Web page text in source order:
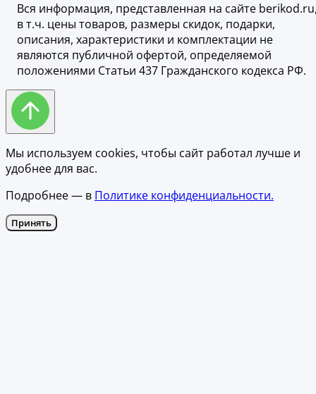
Вся информация, представленная на сайте
в т.ч. цены товаров, размеры скидок, подарки,
описания, характеристики и комплектации не
являются публичной офертой, определяемой
положениями Статьи 437 Гражданского кодекса РФ.
Мы используем cookies, чтобы сайт работал лучше и
удобнее для вас.
Подробнее — в Политике конфиденциальности.
Принять